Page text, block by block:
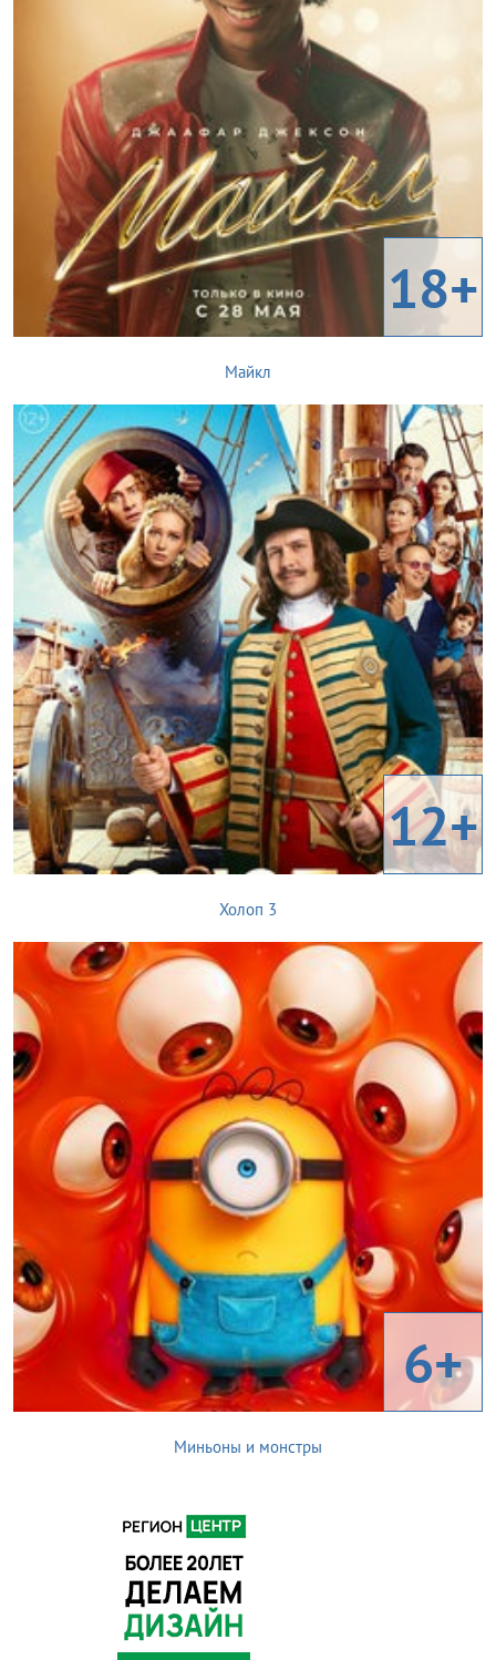
18+
Майкл
12+
Холоп 3
6+
Миньоны и монстры